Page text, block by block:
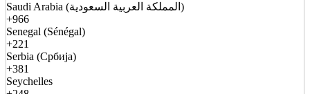
Saudi Arabia (المملكة العربية السعودية)
+966
Senegal (Sénégal)
+221
Serbia (Србија)
+381
Seychelles